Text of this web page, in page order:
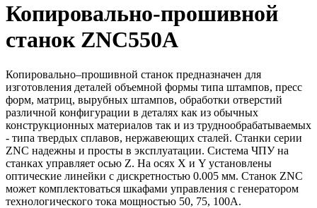
Копировально-прошивной
станок ZNC550A
Копировально–прошивной станок предназначен для
изготовления деталей объемной формы типа штампов, пресс
форм, матриц, вырубных штампов, обработки отверстий
различной конфигурации в деталях как из обычных
конструкционных материалов так и из труднообрабатываемых
- типа твердых сплавов, нержавеющих сталей. Станки серии
ZNC надежны и просты в эксплуатации. Система ЧПУ на
станках управляет осью Z. На осях Х и Y установлены
оптические линейки с дискретностью 0.005 мм. Станок ZNC
может комплектоваться шкафами управления с генератором
технологического тока мощностью 50, 75, 100А.